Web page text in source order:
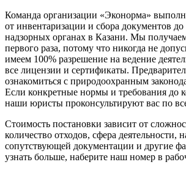
Команда организации «Эконорма»
от инвентаризации и сбора документов до
надзорных органах в Казани. Мы
первого раза, потому что никогда не
имеем 100% разрешение на ведение
все лицензии и сертификаты.
ознакомиться с природоохранным
Если конкретные нормы и требования до
наши юристы проконсультируют вас по
Стоимость постановки зависит от
количество отходов, сфера деятельности,
сопутствующей документации и другие
узнать больше, наберите наш номер в